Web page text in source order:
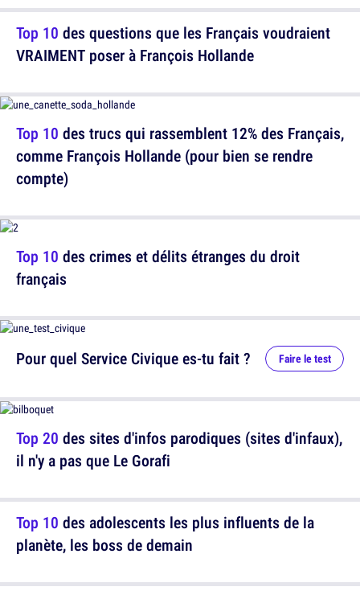
Top 10 des questions que les Français voudraient
VRAIMENT poser à François Hollande
Top 10 des crimes et délits étranges du droit
français
Top 20 des sites d'infos parodiques (sites d'infaux),
il n'y a pas que Le Gorafi
Top 10 des trucs qui rassemblent 12% des Français,
comme François Hollande (pour bien se rendre
compte)
Pour quel Service Civique es-tu fait ? Faire le test
Top 10 des adolescents les plus influents de la
planète, les boss de demain